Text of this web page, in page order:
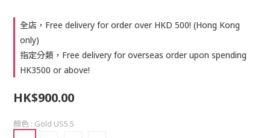
全店，Free delivery for order over HKD 500! (Hong Kong
only)
指定分類，Free delivery for overseas order upon spending
HK3500 or above!
HK$900.00
顏色 : Gold US5.5